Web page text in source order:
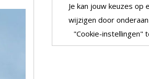
Je kan jouw keuzes op
wijzigen door
"Cookie-instellingen"